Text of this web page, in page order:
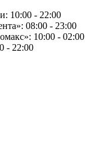
10:00 - 22:00
08:00 - 23:00
10:00 - 02:00
- 22:00